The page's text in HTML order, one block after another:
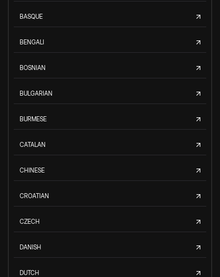
BASQUE
BENGALI
BOSNIAN
BULGARIAN
BURMESE
CATALAN
CHINESE
CROATIAN
CZECH
DANISH
DUTCH